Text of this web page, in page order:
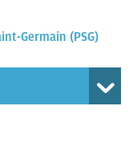
Germain (PSG)